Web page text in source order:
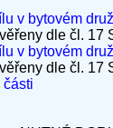
v bytovém
dle čl. 17
v bytovém
dle čl. 17
části